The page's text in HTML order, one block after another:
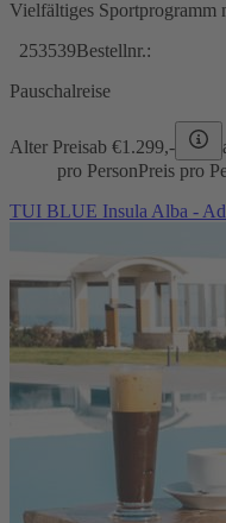
Vielfältiges Sportprogramm
253539Bestellnr.:
Pauschalreise
Alter Preisab €1.299,-
pro PersonPreis pro
TUI BLUE Insula Alba -